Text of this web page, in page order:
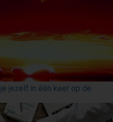
jezelf in één keer op de